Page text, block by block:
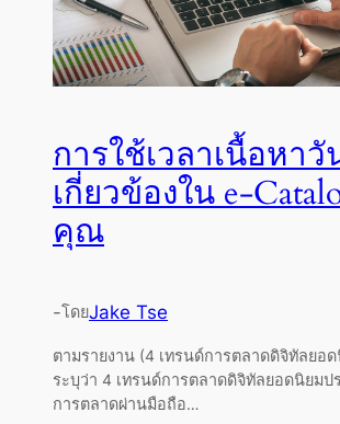
การใช้เวลาเนื้อหา
เกี่ยวข้องใน e-
คุณ
-โดยJake Tse
ตามรายงาน (4 เทรนด์การตลาดดิจิทัลยอ
ระบุว่า 4 เทรนด์การตลาดดิจิทัลยอดนิยมป
การตลาดผ่านมือถือ…